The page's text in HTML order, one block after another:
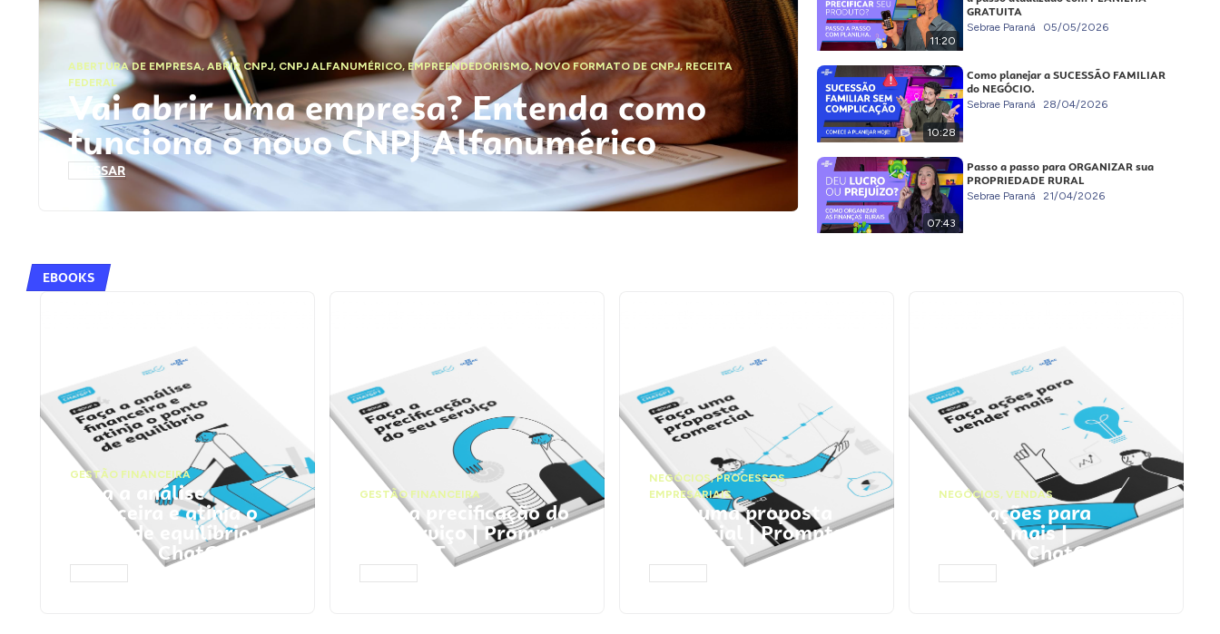
ABERTURA DE EMPRESA,ABRIR CNPJ, CNPJ ALFANUMÉRICO, EMPREENDEDORISMO,NOVO FORMATO DE CNPJ,RECEITA
FEDERAL
Vai abrir uma empresa? Entenda como
funciona o novo CNPJ Alfanumérico
ACESSAR
11:20
GRATUITA
Sebrae Paraná 05/05/2026
10:28
Como planejar a SUCESSÃO FAMILIAR
do NEGÓCIO.
Sebrae Paraná 28/04/2026
07:43
Passo a passo para ORGANIZAR sua
PROPRIEDADE RURAL
Sebrae Paraná 21/04/2026
EBOOKS
GESTÃO FINANCEIRA
Faça a análise
financeira e atinja o
ponto de equilíbrio |
Prompts ChatGPT
GESTÃO FINANCEIRA
Faça a precificação do
seu serviço | Prompts
ChatGPT
NEGÓCIOS,PROCESSOS
EMPRESARIAIS
Faça uma proposta
comercial | Prompts
ChatGPT
NEGÓCIOS, VENDAS
Faça ações para
vender mais |
Prompts ChatGPT